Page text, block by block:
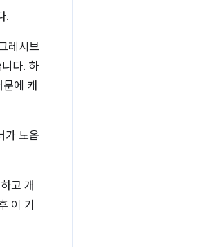
.
레시브
다. 하
에 캐
가 노옵
고 개
이 기